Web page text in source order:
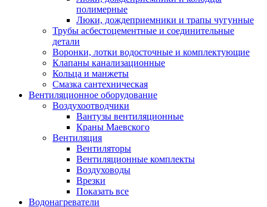
полимерные
Люки, дождеприемники и трапы чугунные
Трубы асбестоцементные и соединительные
детали
Воронки, лотки водосточные и комплектующие
Клапаны канализационные
Кольца и манжеты
Смазка сантехническая
Вентиляционное оборудование
Воздухоотводчики
Вантузы вентиляционные
Краны Маевского
Вентиляция
Вентиляторы
Вентиляционные комплекты
Воздуховоды
Врезки
Показать все
Водонагреватели